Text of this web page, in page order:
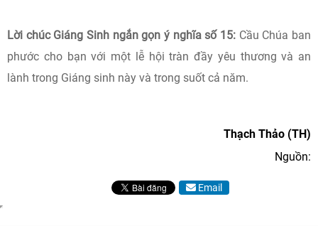
Lời chúc Giáng Sinh ngắn gọn ý nghĩa số 15: Cầu Chúa ban
phước cho bạn với một lễ hội tràn đầy yêu thương và an
lành trong Giáng sinh này và trong suốt cả năm.
Thạch Thảo (TH)
Nguồn:
Email